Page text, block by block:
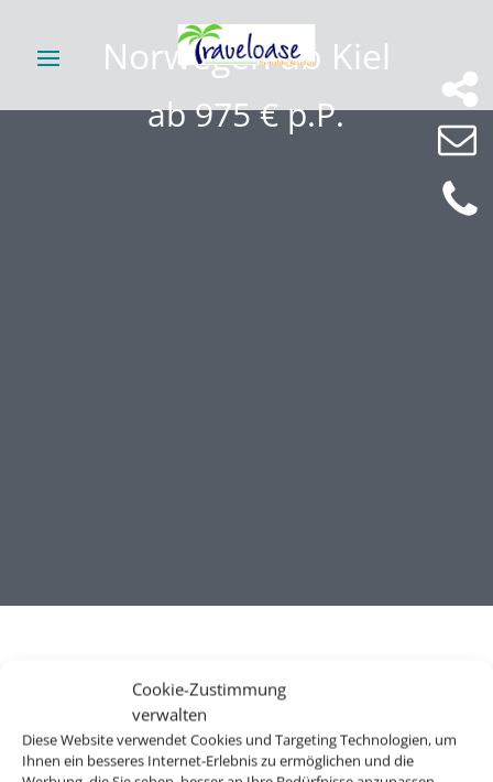
Cookie-Zustimmung
verwalten
Diese Website verwendet Cookies und Targeting Technologien, um
Ihnen ein besseres Internet-Erlebnis zu ermöglichen und die
Norwegen ab Kiel
ab 975 € p.P.